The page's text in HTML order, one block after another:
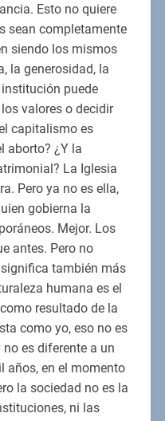
Esto no quiere
sean completamente
siendo los mismos
la generosidad, la
puede
valores o decidir
capitalismo es
aborto? ¿Y la
La Iglesia
Pero ya no es ella,
gobierna la
Mejor. Los
antes. Pero no
también más
humana es el
resultado de la
como yo, eso no es
es diferente a un
años, en el momento
la sociedad no es la
ni las